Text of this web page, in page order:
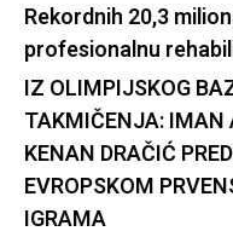
Rekordnih 20,3
profesionalnu
IZ OLIMPIJSKOG
TAKMIČENJA: IMAN
KENAN DRAČIĆ
EVROPSKOM
IGRAMA